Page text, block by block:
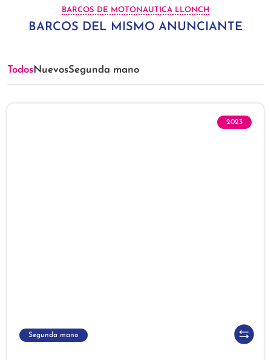
BARCOS DE MOTONAUTICA LLONCH
BARCOS DEL MISMO ANUNCIANTE
TodosNuevosSegunda mano
2023
Segunda mano